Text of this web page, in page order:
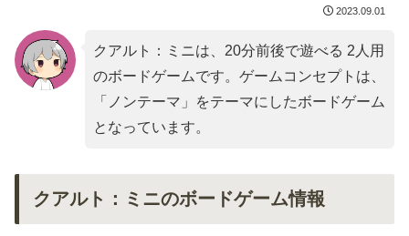
2023.09.01
クアルト：ミニは、20分前後で遊べる 2人用
のボードゲームです。ゲームコンセプトは、
「 ノンテーマ 」をテーマにしたボードゲーム
となっています。
クアルト：ミニのボードゲーム情報